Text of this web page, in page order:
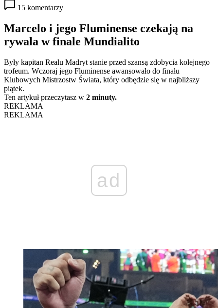
15 komentarzy
Marcelo i jego Fluminense czekają na
rywala w finale Mundialito
Były kapitan Realu Madryt stanie przed szansą zdobycia kolejnego
trofeum. Wczoraj jego Fluminense awansowało do finału
Klubowych Mistrzostw Świata, który odbędzie się w najbliższy
piątek.
Ten artykuł przeczytasz w 2 minuty.
REKLAMA
REKLAMA
ad